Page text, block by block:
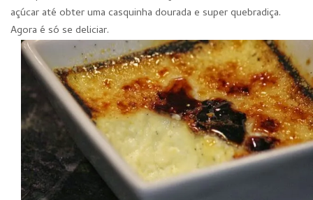
açúcar até obter uma casquinha dourada e super quebradiça.
Agora é só se deliciar.